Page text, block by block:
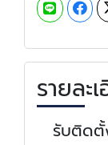
รายละ
รับติดตั้